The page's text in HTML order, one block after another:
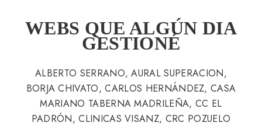
WEBS QUE ALGÚN DIA
GESTIONÉ
ALBERTO SERRANO, AURAL SUPERACION,
BORJA CHIVATO, CARLOS HERNÁNDEZ, CASA
MARIANO TABERNA MADRILEÑA, CC EL
PADRÓN, CLINICAS VISANZ, CRC POZUELO